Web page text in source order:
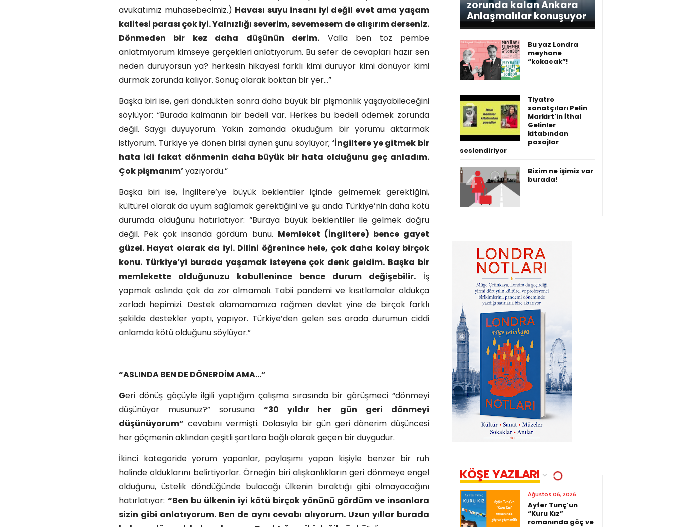
avukatımız muhasebecimiz.) Havası suyu insanı iyi değil evet ama yaşam
kalitesi parası çok iyi. Yalnızlığı severim, sevemesem de alışırım derseniz.
Dönmeden bir kez daha düşünün derim. Valla ben toz pembe
anlatmıyorum kimseye gerçekleri anlatıyorum. Bu sefer de cevapları hazır sen
neden duruyorsun ya? herkesin hikayesi farklı kimi duruyor kimi dönüyor kimi
durmak zorunda kalıyor. Sonuç olarak boktan bir yer…”
Başka biri ise, geri döndükten sonra daha büyük bir pişmanlık yaşayabileceğini
söylüyor: “Burada kalmanın bir bedeli var. Herkes bu bedeli ödemek zorunda
değil. Saygı duyuyorum. Yakın zamanda okuduğum bir yorumu aktarmak
istiyorum. Türkiye ye dönen birisi aynen şunu söylüyor;‘İngiltere ye gitmek bir
hata idi fakat dönmenin daha büyük bir hata olduğunu geç anladım.
Çok pişmanım’yazıyordu.”
Başka biri ise, İngiltere’ye büyük beklentiler içinde gelmemek gerektiğini,
kültürel olarak da uyum sağlamak gerektiğini ve şu anda Türkiye’nin daha kötü
durumda olduğunu hatırlatıyor: “Buraya büyük beklentiler ile gelmek doğru
değil. Pek çok insanda gördüm bunu. Memleket (İngiltere) bence gayet
güzel. Hayat olarak da iyi. Dilini öğrenince hele, çok daha kolay birçok
konu. Türkiye’yi burada yaşamak isteyene çok denk geldim. Başka bir
memlekette olduğunuzu kabullenince bence durum değişebilir. İş
yapmak aslında çok da zor olmamalı. Tabii pandemi ve kısıtlamalar oldukça
zorladı hepimizi. Destek alamamamıza rağmen devlet yine de birçok farklı
şekilde destekler yaptı, yapıyor. Türkiye’den gelen ses orada durumun ciddi
anlamda kötü olduğunu söylüyor.”
“ASLINDA BEN DE DÖNERDİM AMA…”
Geri dönüş göçüyle ilgili yaptığım çalışma sırasında bir görüşmeci “dönmeyi
düşünüyor musunuz?” sorusuna “30 yıldır her gün geri dönmeyi
düşünüyorum” cevabını vermişti. Dolasıyla bir gün geri dönerim düşüncesi
her göçmenin aklından çeşitli şartlara bağlı olarak geçen bir duygudur.
İkinci kategoride yorum yapanlar, paylaşımı yapan kişiyle benzer bir ruh
halinde olduklarını belirtiyorlar. Örneğin biri alışkanlıkların geri dönmeye engel
olduğunu, üstelik döndüğünde bulacağı ülkenin bıraktığı gibi olmayacağını
hatırlatıyor: “Ben bu ülkenin iyi kötü birçok yönünü gördüm ve insanlara
sizin gibi anlatıyorum. Ben de aynı cevabı alıyorum. Uzun yıllar burada
zorunda kalan Ankara
Anlaşmalılar konuşuyor
Bu yaz Londra
meyhane
“kokacak”!
Tiyatro
sanatçıları Pelin
Markirt'in İthal
Gelinler
kitabından
pasajlar
seslendiriyor
Bizim ne işimiz var
burada!
KÖŞE YAZILARI
Ağustos 06, 2026
Ayfer Tunç’un
“Kuru Kız”
romanında göç ve